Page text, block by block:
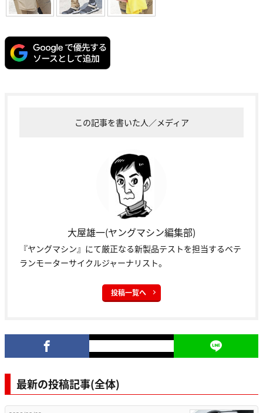
この記事を書いた人／メディア
大屋雄一(ヤングマシン編集部)
『ヤングマシン』にて厳正なる新製品テストを担当するベテ
ランモーターサイクルジャーナリスト。
投稿一覧へ
最新の投稿記事(全体)